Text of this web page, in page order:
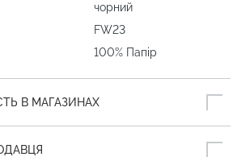
чорний
FW23
100% Папір
В МАГАЗИНАХ